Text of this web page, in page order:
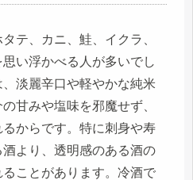
テ、カニ、鮭、イクラ、
い浮かべる人が多いでし
淡麗辛口や軽やかな純米
甘みや塩味を邪魔せず、
からです。特に刺身や寿
より、透明感のある酒の
ことがあります。冷酒で